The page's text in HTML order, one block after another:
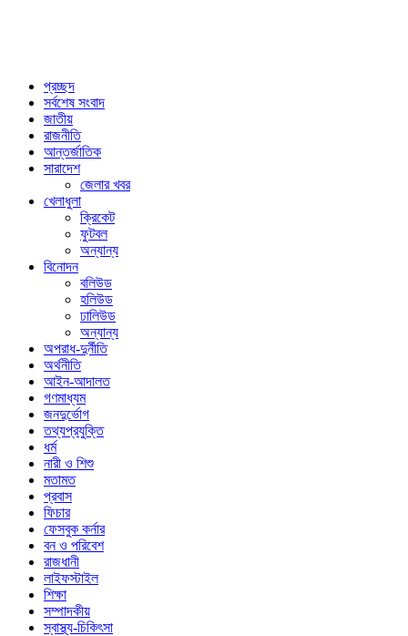
প্রচ্ছদ
সর্বশেষ সংবাদ
জাতীয়
রাজনীতি
আন্তর্জাতিক
সারাদেশ
জেলার খবর
খেলাধুলা
ক্রিকেট
ফুটবল
অন্যান্য
বিনোদন
বলিউড
হলিউড
ঢালিউড
অন্যান্য
অপরাধ-দুর্নীতি
অর্থনীতি
আইন-আদালত
গণমাধ্যম
জনদুর্ভোগ
তথ্যপ্রযুক্তি
ধর্ম
নারী ও শিশু
মতামত
প্রবাস
ফিচার
ফেসবুক কর্নার
বন ও পরিবেশ
রাজধানী
লাইফস্টাইল
শিক্ষা
সম্পাদকীয়
স্বাস্থ্য-চিকিৎসা